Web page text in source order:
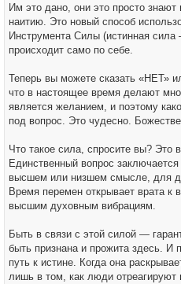
Им это дано, они это просто
наитию. Это новый способ
Инструмента Силы (истинная сила
происходит само по себе.
Теперь вы можете сказать «НЕТ»
что в настоящее время делают
является желанием, и поэтому
под вопрос. Это чудесно.
Что такое сила, спросите вы? Это
Единственный вопрос
высшем или низшем смысле, для
Время перемен открывает врата к
высшим духовным вибрациям.
Быть в связи с этой силой —
быть признана и прожита здесь. И
путь к истине. Когда она
лишь в том, как люди отреагируют